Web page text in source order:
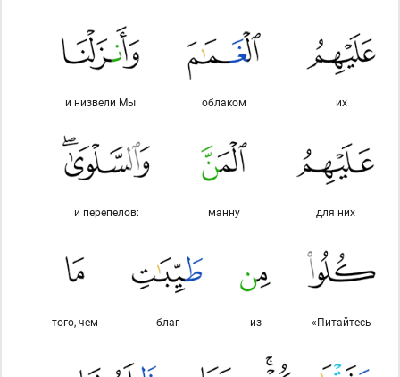
их
облаком
и низвели Мы
для них
манну
и перепелов:
«Питайтесь
из
благ
того, чем